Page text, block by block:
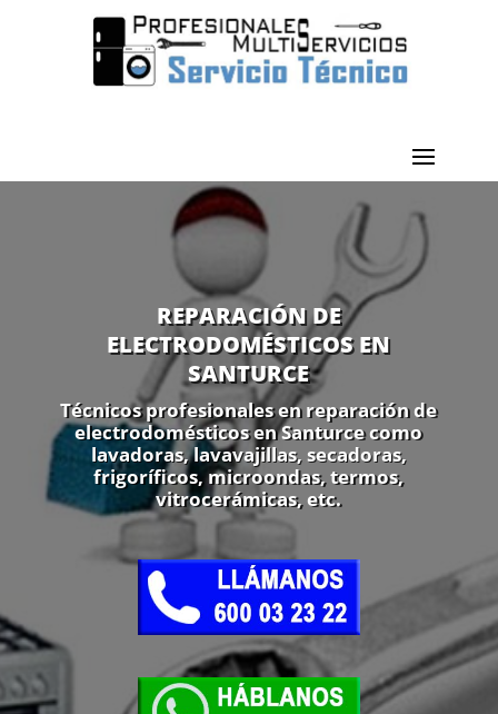
REPARACIÓN DE
ELECTRODOMÉSTICOS EN
SANTURCE
Técnicos profesionales en reparación de
electrodomésticos en Santurce como
lavadoras, lavavajillas, secadoras,
frigoríficos, microondas, termos,
vitrocerámicas, etc.